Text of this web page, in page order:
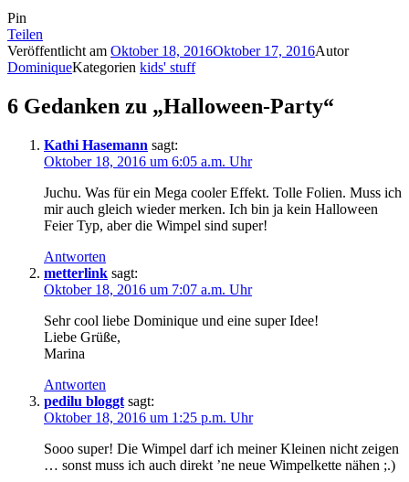
Pin
Teilen
Veröffentlicht am Oktober 18, 2016Oktober 17, 2016Autor
DominiqueKategorien kids' stuff
6 Gedanken zu „Halloween-Party“
Kathi Hasemann sagt:
Oktober 18, 2016 um 6:05 a.m. Uhr
Juchu. Was für ein Mega cooler Effekt. Tolle Folien. Muss ich
mir auch gleich wieder merken. Ich bin ja kein Halloween
Feier Typ, aber die Wimpel sind super!
Antworten
metterlink sagt:
Oktober 18, 2016 um 7:07 a.m. Uhr
Sehr cool liebe Dominique und eine super Idee!
Liebe Grüße,
Marina
Antworten
pedilu bloggt sagt:
Oktober 18, 2016 um 1:25 p.m. Uhr
Sooo super! Die Wimpel darf ich meiner Kleinen nicht zeigen
… sonst muss ich auch direkt ’ne neue Wimpelkette nähen ;.)